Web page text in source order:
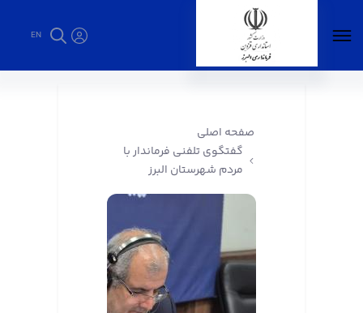
EN
صفحه اصلی
گفتگوی تلفنی فرماندار با
مردم شهرستان البرز